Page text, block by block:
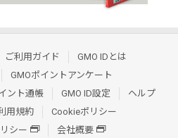
ご利用ガイド
GMO IDとは
GMOポイントアンケート
ント通帳 GMO ID設定
ヘルプ
用規約
Cookieポリシー
シー
会社概要